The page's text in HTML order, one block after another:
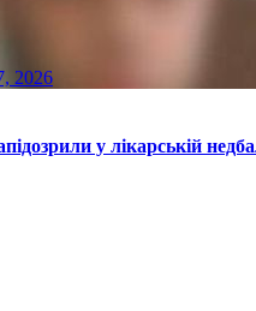
2026
у лікарській